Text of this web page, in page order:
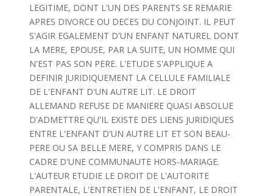
LEGITIME, DONT L'UN DES PARENTS SE REMARIE
APRES DIVORCE OU DECES DU CONJOINT. IL PEUT
S'AGIR EGALEMENT D'UN ENFANT NATUREL DONT
LA MERE, EPOUSE, PAR LA SUITE, UN HOMME QUI
N'EST PAS SON PERE. L'ETUDE S'APPLIQUE A
DEFINIR JURIDIQUEMENT LA CELLULE FAMILIALE
DE L'ENFANT D'UN AUTRE LIT. LE DROIT
ALLEMAND REFUSE DE MANIERE QUASI ABSOLUE
D'ADMETTRE QU'IL EXISTE DES LIENS JURIDIQUES
ENTRE L'ENFANT D'UN AUTRE LIT ET SON BEAU-
PERE OU SA BELLE MERE, Y COMPRIS DANS LE
CADRE D'UNE COMMUNAUTE HORS-MARIAGE.
L'AUTEUR ETUDIE LE DROIT DE L'AUTORITE
PARENTALE, L'ENTRETIEN DE L'ENFANT, LE DROIT